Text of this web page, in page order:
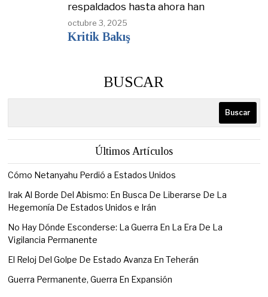
respaldados hasta ahora han
octubre 3, 2025
Kritik Bakış
BUSCAR
Buscar
Últimos Artículos
Cómo Netanyahu Perdió a Estados Unidos
Irak Al Borde Del Abismo: En Busca De Liberarse De La
Hegemonía De Estados Unidos e Irán
No Hay Dónde Esconderse: La Guerra En La Era De La
Vigilancia Permanente
El Reloj Del Golpe De Estado Avanza En Teherán
Guerra Permanente, Guerra En Expansión